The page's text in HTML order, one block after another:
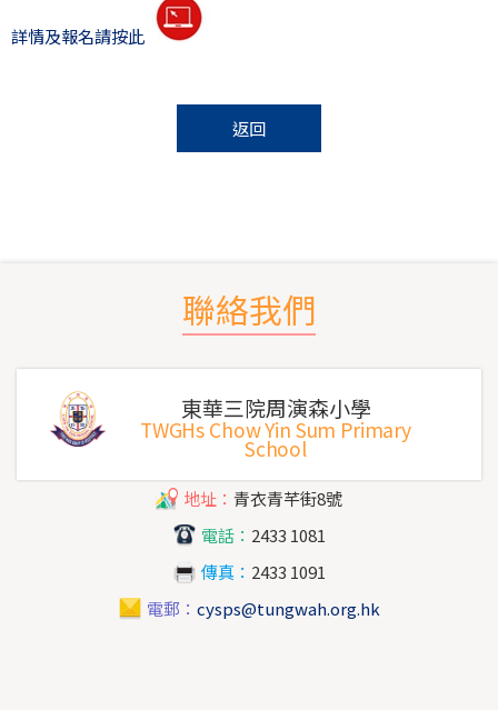
詳情及報名請按此
返回
聯絡我們
東華三院周演森小學
TWGHs Chow Yin Sum Primary
School
地址： 青衣青芊街8號
電話： 2433 1081
傳真： 2433 1091
電郵： cysps@tungwah.org.hk